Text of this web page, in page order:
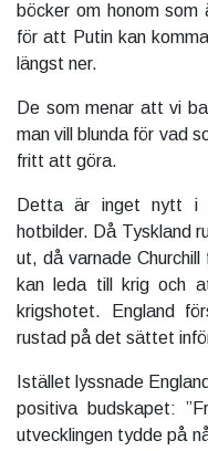
böcker om honom som
för att Putin kan
längst ner.
De som menar att vi
man vill blunda för vad
fritt att göra.
Detta är inget nytt i
hotbilder. Då Tyskland
ut, då varnade
kan leda till krig och
krigshotet. England
rustad på det sättet
Istället lyssnade
positiva budskapet:
utvecklingen tydde på